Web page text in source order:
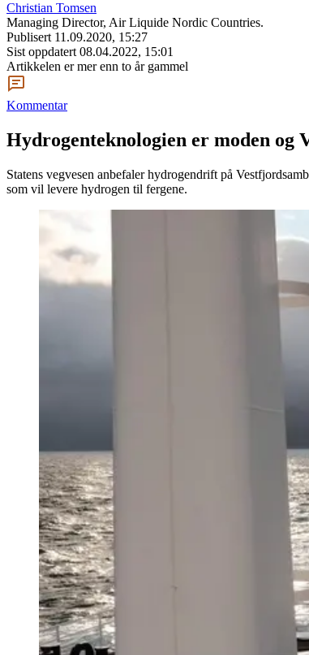
Christian Tomsen
Managing Director, Air Liquide Nordic Countries.
Publisert 11.09.2020, 15:27
Sist oppdatert 08.04.2022, 15:01
Artikkelen er mer enn to år gammel
Kommentar
Hydrogenteknologien er moden og
Statens vegvesen anbefaler hydrogendrift på
som vil levere hydrogen til fergene.